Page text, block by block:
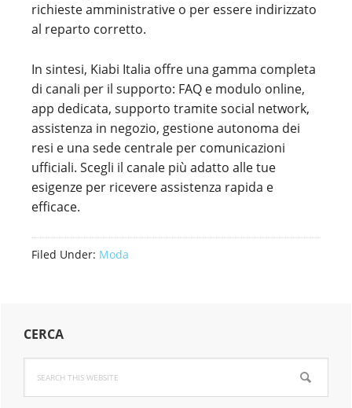
richieste amministrative o per essere indirizzato
al reparto corretto.
In sintesi, Kiabi Italia offre una gamma completa
di canali per il supporto: FAQ e modulo online,
app dedicata, supporto tramite social network,
assistenza in negozio, gestione autonoma dei
resi e una sede centrale per comunicazioni
ufficiali. Scegli il canale più adatto alle tue
esigenze per ricevere assistenza rapida e
efficace.
Filed Under: Moda
Primary
Sidebar
CERCA
this
website